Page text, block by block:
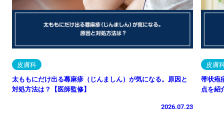
皮膚科
太ももにだけ出る蕁麻疹（じんましん）が気になる。原因と
対処方法は？【医師監修】
2026.07.23
皮膚
帯状疱
点を紹